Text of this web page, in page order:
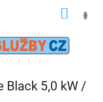
Black 5,0 kW /